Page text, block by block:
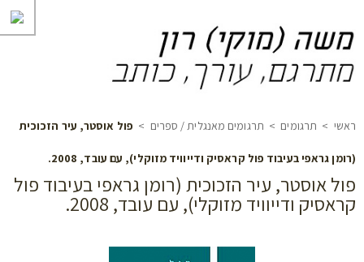
ראשי > תרגומים > תרגומים מאנגלית / ספרים > פול אוסטר, עיר הזכוכית
(רומן גראפי בעיבוד פול קראסיק ודייוויד מזוקלי), עם עובד, 2008.
פול אוסטר, עיר הזכוכית (רומן גראפי בעיבוד פול
קראסיק ודייוויד מזוקלי), עם עובד, 2008.